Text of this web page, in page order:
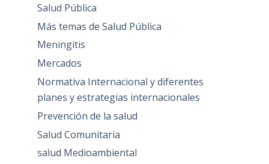
Salud Pública
Más temas de Salud Pública
Meningitis
Mercados
Normativa Internacional y diferentes
planes y estrategias internacionales
Prevención de la salud
Salud Comunitaria
salud Medioambiental